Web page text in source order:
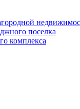
поселка
комплекса